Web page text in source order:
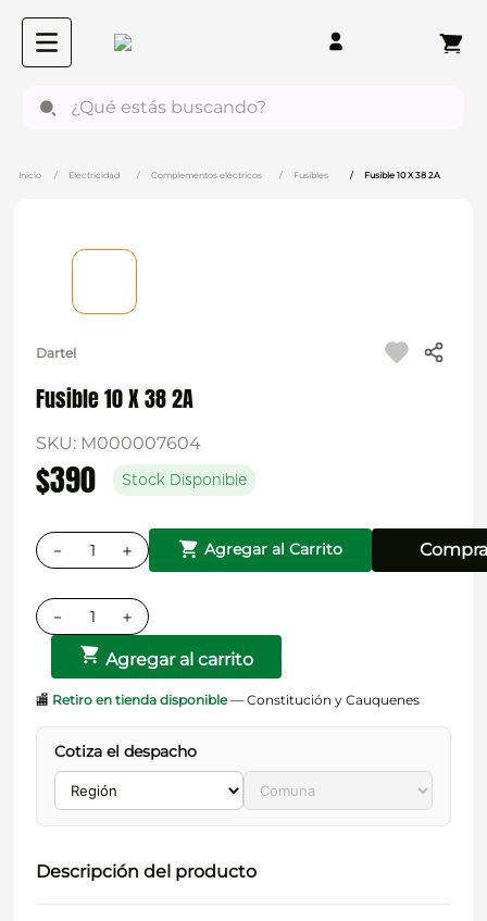
Electricidad Complementos eléctricos Fusibles Fusible 10 X 38 2A
Dartel
Fusible 10 X 38 2A
SKU: M000007604
$390 Stock Disponible
＋
－ Agregar al Carrito
＋
－
Agregar al carrito
🏬 Retiro en tienda disponible— Constitución y Cauquenes
Cotiza el despacho
Descripción del producto